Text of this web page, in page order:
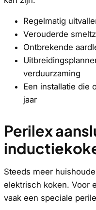
Regelmatig
Verouderde
Ontbrekende
verduurzaming
Een installatie die
jaar
Perilex
Steeds meer
elektrisch koken. Voor
vaak een speciale